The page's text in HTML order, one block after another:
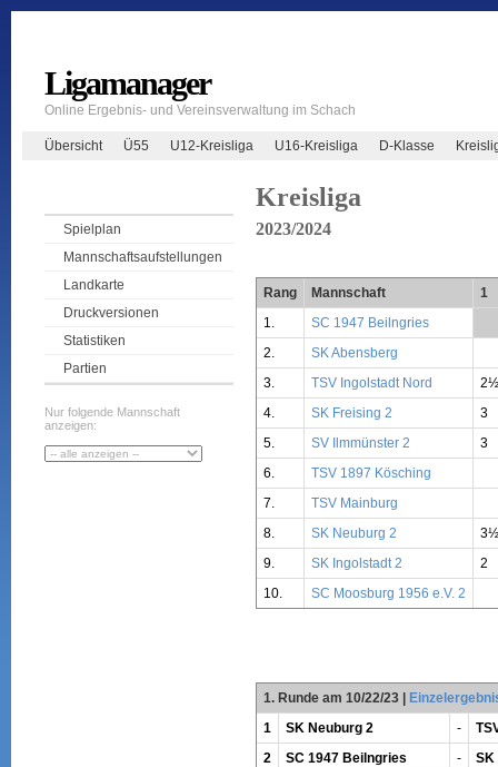
Ligamanager
Online Ergebnis- und Vereinsverwaltung im Schach
Übersicht Ü55 U12-Kreisliga U16-Kreisliga D-Klasse
Spielplan
Mannschaftsaufstellungen
Landkarte
Druckversionen
Statistiken
Partien
Nur folgende Mannschaft
anzeigen:
Kreisliga
2023/2024
Rang Mannschaft
1
1.
SC 1947 Beilngries
2.
SK Abensberg
3.
TSV Ingolstadt Nord
2½
4.
SK Freising 2
3
5.
SV Ilmmünster 2
3
6.
TSV 1897 Kösching
7.
TSV Mainburg
8.
SK Neuburg 2
3½
9.
SK Ingolstadt 2
2
10.
SC Moosburg 1956 e.V. 2
1. Runde am 10/22/23|
1
SK Neuburg 2 -
2
SC 1947 Beilngries -
SK